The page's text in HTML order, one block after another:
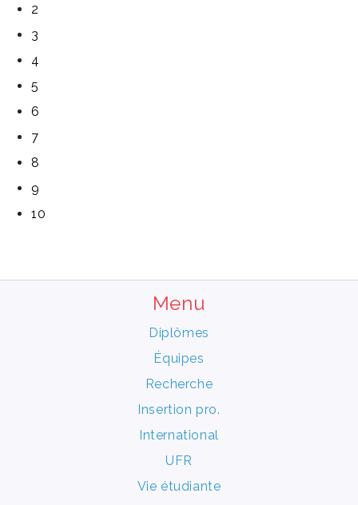
2
3
4
5
6
7
8
9
10
Menu
Diplômes
Équipes
Recherche
Insertion pro.
International
UFR
Vie étudiante